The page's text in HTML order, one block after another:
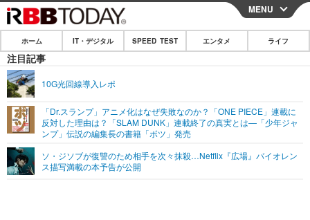
CLOSE
ホーム
IT・デジタル
ネタ ガジェット・ツール
ショッピング その他
SPEED TEST
エンタメ
エンタメTOP 映画・ドラマ
ライフ
MENU
ホーム IT・デジタル SPEED TEST エンタメ ライフ
注目記事
10G光回線導入レポ
「Dr.スランプ」アニメ化はなぜ失敗なのか？「ONE PIECE」連載に
反対した理由は？「SLAM DUNK」連載終了の真実とは―「少年ジャ
ンプ」伝説の編集長の書籍「ボツ」発売
ソ・ジソブが復讐のため相手を次々抹殺…Netflix『広場』バイオレン
ス描写満載の本予告が公開